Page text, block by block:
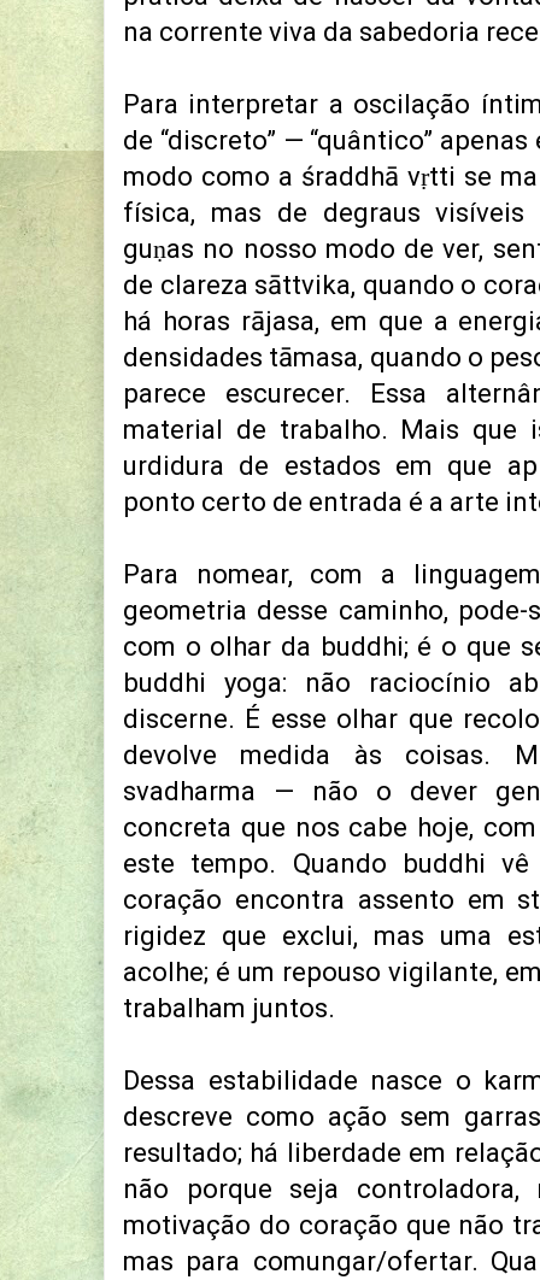
na corrente viva da sabedoria
Para interpretar a oscilação
de “discreto” — “quântico”
modo como a śraddhā vṛtti se
física, mas de degraus visíveis
guṇas no nosso modo de ver,
de clareza sāttvika, quando o
há horas rājasa, em que a
densidades tāmasa, quando o
parece escurecer. Essa
material de trabalho. Mais que
urdidura de estados em que
ponto certo de entrada é a arte
Para nomear, com a
geometria desse caminho,
com o olhar da buddhi; é o que
buddhi yoga: não raciocínio
discerne. É esse olhar que
devolve medida às coisas.
svadharma — não o dever
concreta que nos cabe hoje,
este tempo. Quando buddhi
coração encontra assento em
rigidez que exclui, mas uma
acolhe; é um repouso vigilante,
trabalham juntos.
Dessa estabilidade nasce o
descreve como ação sem
resultado; há liberdade em
não porque seja
motivação do coração que não
mas para comungar/ofertar.